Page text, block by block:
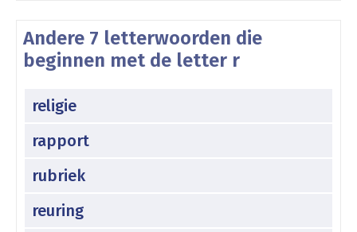
Andere 7 letterwoorden die
beginnen met de letter r
religie
rapport
rubriek
reuring